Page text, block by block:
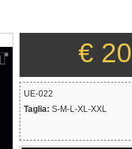
€ 20
UE-022
Taglia: S-M-L-XL-XXL